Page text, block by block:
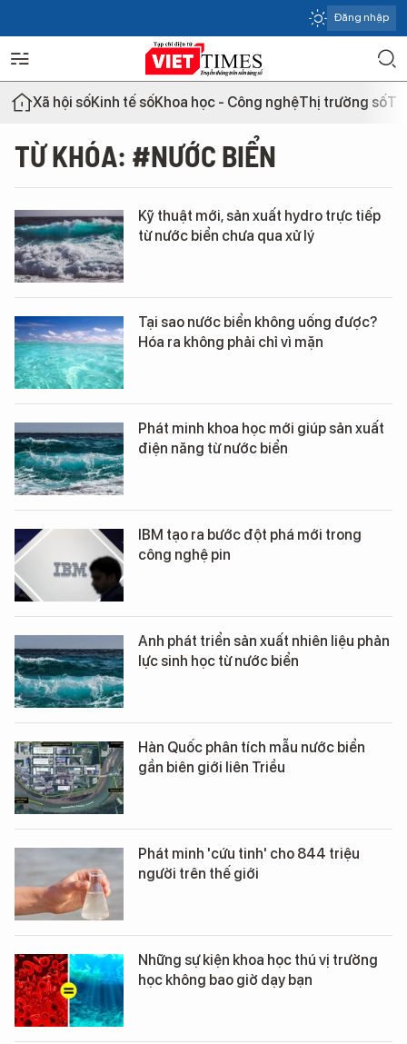
Đăng nhập
Xã hội sốKinh tế sốKhoa học - Công nghệThị trường số
TỪ KHÓA: #NƯỚC BIỂN
Kỹ thuật mới, sản xuất hydro trực tiếp
từ nước biển chưa qua xử lý
Tại sao nước biển không uống được?
Hóa ra không phải chỉ vì mặn
Phát minh khoa học mới giúp sản xuất
điện năng từ nước biển
IBM tạo ra bước đột phá mới trong
công nghệ pin
Anh phát triển sản xuất nhiên liệu phản
lực sinh học từ nước biển
Hàn Quốc phân tích mẫu nước biển
gần biên giới liên Triều
Phát minh 'cứu tinh' cho 844 triệu
người trên thế giới
Những sự kiện khoa học thú vị trường
học không bao giờ dạy bạn